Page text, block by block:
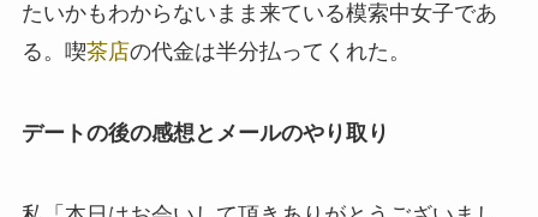
たいかもわからないまま来ている模索中女子であ
る。喫茶店の代金は半分払ってくれた。
デートの後の感想とメールのやり取り